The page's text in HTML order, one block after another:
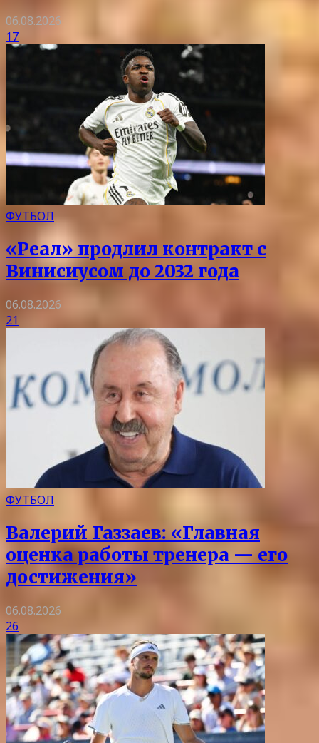
06.08.2026
17
ФУТБОЛ
«Реал» продлил контракт с
Винисиусом до 2032 года
06.08.2026
21
ФУТБОЛ
Валерий Газзаев: «Главная
оценка работы тренера — его
достижения»
06.08.2026
26